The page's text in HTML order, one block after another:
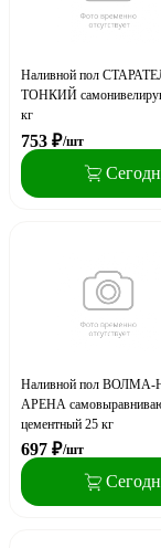
Наливной пол
ТОНКИЙ
кг
753 ₽/шт
Наливной пол
АРЕНА
цементный 25 кг
697 ₽/шт